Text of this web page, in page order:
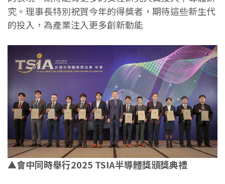
究。理事長特別祝賀今年的得獎者，期待這些新生代
的投入，為產業注入更多創新動能
▲會中同時舉行2025 TSIA半導體獎頒獎典禮